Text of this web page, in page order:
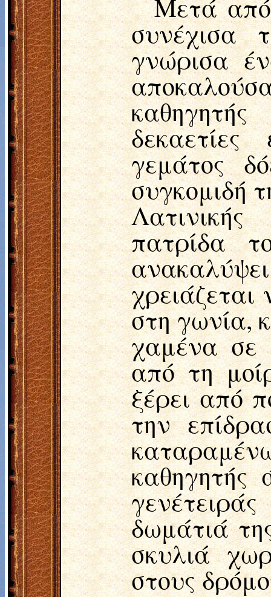
Μετά
συνέχισα
γνώρισα
γεμάτος
συγκομιδή
πατρίδα
στη γωνία,
χαμένα σε
από τη
ξέρει από
την
καθηγητής
δωμάτιά
σκυλιά
στους